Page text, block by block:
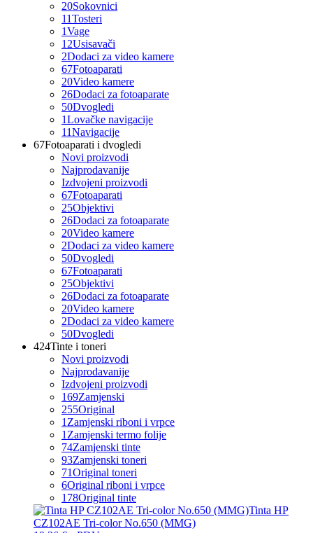
20Sokovnici
11Tosteri
1Vage
12Usisavači
2Dodaci za video kamere
67Fotoaparati
20Video kamere
26Dodaci za fotoaparate
50Dvogledi
1Lovačke navigacije
11Navigacije
67Fotoaparati i dvogledi
Novi proizvodi
Najprodavanije
Izdvojeni proizvodi
67Fotoaparati
25Objektivi
26Dodaci za fotoaparate
20Video kamere
2Dodaci za video kamere
50Dvogledi
67Fotoaparati
25Objektivi
26Dodaci za fotoaparate
20Video kamere
2Dodaci za video kamere
50Dvogledi
424Tinte i toneri
Novi proizvodi
Najprodavanije
Izdvojeni proizvodi
169Zamjenski
255Original
1 Zamjenski riboni i vrpce
1 Zamjenski termo folije
74Zamjenski tinte
93Zamjenski toneri
71Original toneri
6Original riboni i vrpce
178Original tinte
Tinta HP
CZ102AE Tri-color No.650 (MMG)